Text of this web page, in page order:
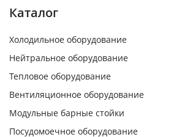
Каталог
Холодильное оборудование
Нейтральное оборудование
Тепловое оборудование
Вентиляционное оборудование
Модульные барные стойки
Посудомоечное оборудование